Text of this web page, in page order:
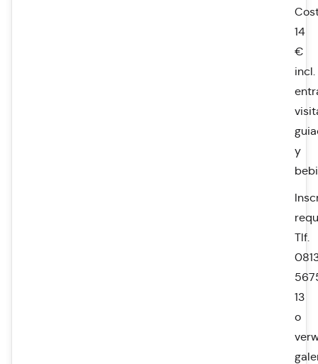
14
€
incl.
y
Tlf.
13
o